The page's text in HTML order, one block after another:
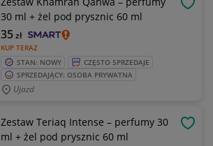
30 ml + żel pod prysznic 60 ml
KUP TERAZ
35zł
STAN: NOWY
CZĘSTO SPRZEDAJE
SPRZEDAJĄCY: OSOBA PRYWATNA
Ujazd
Zestaw Teriaq Intense – perfumy 30
ml + żel pod prysznic 60 ml